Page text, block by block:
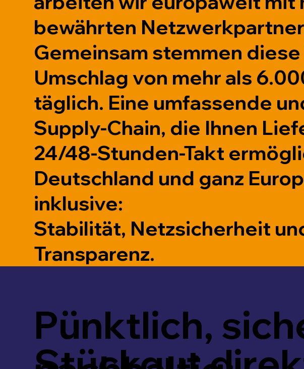
bewährten
Gemeinsam stemmen
Umschlag von mehr als
täglich. Eine umfassende
Supply-Chain, die Ihnen
24/48-Stunden-Takt
Deutschland und ganz
inklusive:
Stabilität, Netzsicherheit
Transparenz.
Pünktlich,